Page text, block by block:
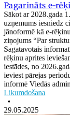
Pagarināts e-
Sākot ar 2028.gada
uzņēmums iesniedz
jānoformē kā e-
ziņojums “Par
Sagatavotais
rēķinu aprites
iestādes, no
ieviest pārejas
informē Viedās
Likumdošana
•
29.05.2025